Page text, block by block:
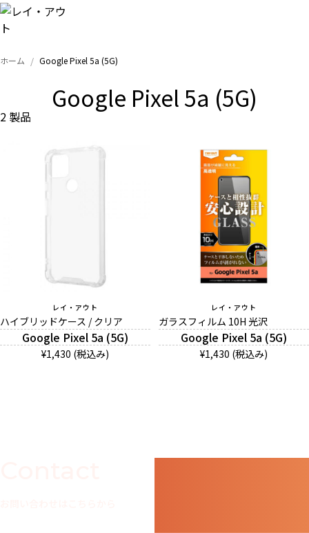
トップ
Xperia
AQUOS
Google
And More
ホーム Google Pixel 5a (5G)
Google Pixel 5a (5G)
2 製品
レイ・アウト
ハイブリッドケース / クリア
Google Pixel 5a (5G)
¥1,430 (税込み)
レイ・アウト
ガラスフィルム 10H 光沢
Google Pixel 5a (5G)
¥1,430 (税込み)